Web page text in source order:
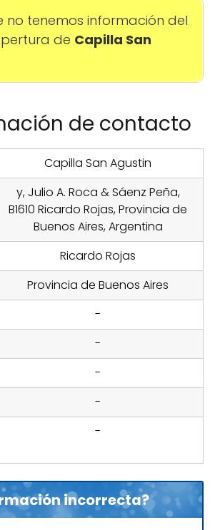
no tenemos información del
de Capilla San
de contacto
Capilla San Agustin
y, Julio A. Roca & Sáenz Peña,
B1610 Ricardo Rojas, Provincia de
Buenos Aires, Argentina
Ricardo Rojas
Provincia de Buenos Aires
-
-
-
-
-
incorrecta?